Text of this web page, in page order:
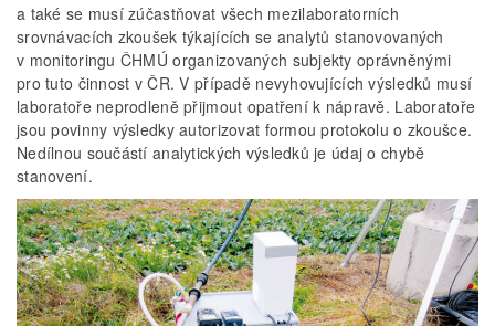
a také se musí zúčastňovat všech mezilaboratorních
srovnávacích zkoušek týkajících se analytů stanovovaných
v monitoringu ČHMÚ organizovaných subjekty oprávněnými
pro tuto činnost v ČR. V případě nevyhovujících výsledků musí
laboratoře neprodleně přijmout opatření k nápravě. Laboratoře
jsou povinny výsledky autorizovat formou protokolu o zkoušce.
Nedílnou součástí analytických výsledků je údaj o chybě
stanovení.